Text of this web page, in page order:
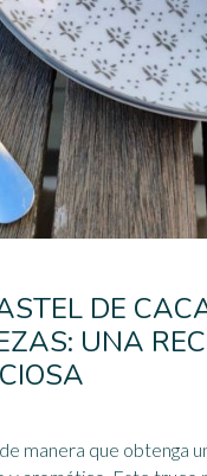
DE
UNA
manera que obtenga